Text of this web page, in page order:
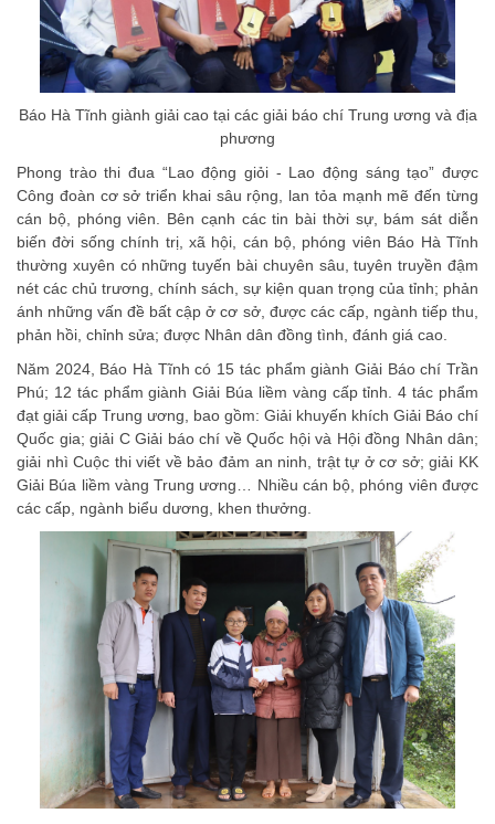
Báo Hà Tĩnh giành giải cao tại các giải báo chí Trung ương và địa
phương
Phong trào thi đua “Lao động giỏi - Lao động sáng tạo” được
Công đoàn cơ sở triển khai sâu rộng, lan tỏa mạnh mẽ đến từng
cán bộ, phóng viên. Bên cạnh các tin bài thời sự, bám sát diễn
biến đời sống chính trị, xã hội, cán bộ, phóng viên Báo Hà Tĩnh
thường xuyên có những tuyến bài chuyên sâu, tuyên truyền đậm
nét các chủ trương, chính sách, sự kiện quan trọng của tỉnh; phản
ánh những vấn đề bất cập ở cơ sở, được các cấp, ngành tiếp thu,
phản hồi, chỉnh sửa; được Nhân dân đồng tình, đánh giá cao.
Năm 2024, Báo Hà Tĩnh có 15 tác phẩm giành Giải Báo chí Trần
Phú; 12 tác phẩm giành Giải Búa liềm vàng cấp tỉnh. 4 tác phẩm
đạt giải cấp Trung ương, bao gồm: Giải khuyến khích Giải Báo chí
Quốc gia; giải C Giải báo chí về Quốc hội và Hội đồng Nhân dân;
giải nhì Cuộc thi viết về bảo đảm an ninh, trật tự ở cơ sở; giải KK
Giải Búa liềm vàng Trung ương… Nhiều cán bộ, phóng viên được
các cấp, ngành biểu dương, khen thưởng.